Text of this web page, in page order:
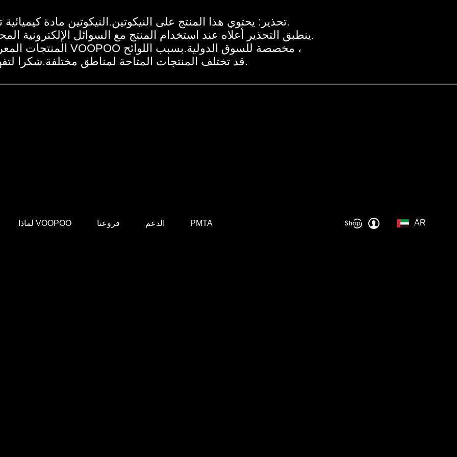
تحذير: يحتوي هذا المنتج على النيكوتين.النيكوتين مادة كيميائية تسبب الإدمان.
ينطبق التحذير أعلاه عند استخدام المنتج مع السوائل الإلكترونية المحتوية على النيكوتين.
المنتجات المعروضة على موقع VOOPOO مخصصة للسوق الدولية.بسبب اللوائح ،
قد تختلف المنتجات المتاحة لمناطق مختلفة.شكرا لتفهمك.
لماذا VOOPOO فروعنا الدعم PMTA AR